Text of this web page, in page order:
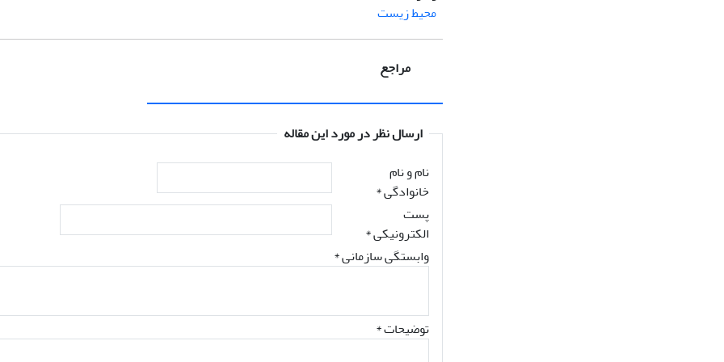
محیط زیست
مراجع
ارسال نظر در مورد این مقاله
نام و نام
خانوادگی*
پست
الکترونیکی*
وابستگی سازمانی *
توضیحات *